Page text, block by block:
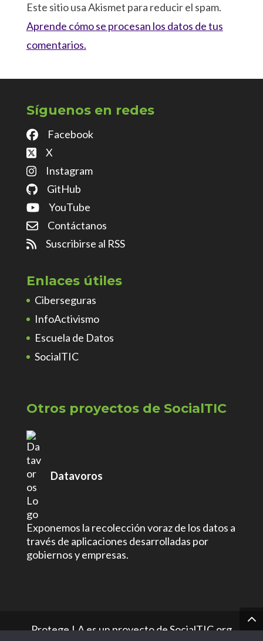
Este sitio usa Akismet para reducir el spam.
Aprende cómo se procesan los datos de tus
comentarios.
Síguenos en redes
Facebook
X
Instagram
GitHub
YouTube
Contáctanos
Suscribirse al RSS
Enlaces útiles
Ciberseguras
InfoActivismo
Escuela de Datos
SocialTIC
Otros proyectos de SocialTIC
Datavoros
Exponemos la recolección voraz de los datos a
través de aplicaciones desarrolladas por
gobiernos y empresas.
Protege.LA es un proyecto de SocialTIC.org